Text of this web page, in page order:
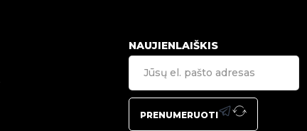
NAUJIENLAIŠKIS
PRENUMERUOTI